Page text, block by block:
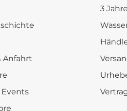
Anfahrt
Events
3